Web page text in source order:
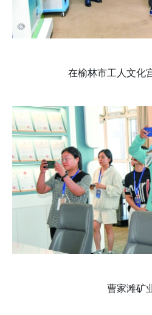
在榆林市工人文化宫
曹家滩矿业